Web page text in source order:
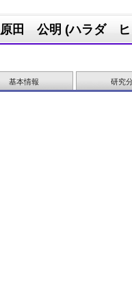
原田 公明 (ハラダ ヒ
基本情報 研究